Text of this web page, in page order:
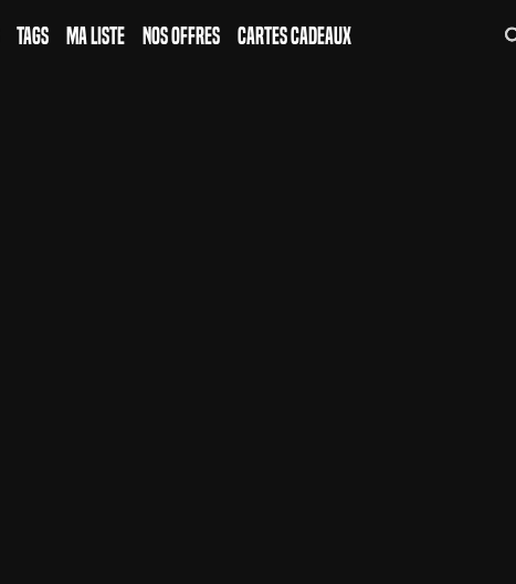
Tags Ma Liste Nos Offres Cartes Cadeaux